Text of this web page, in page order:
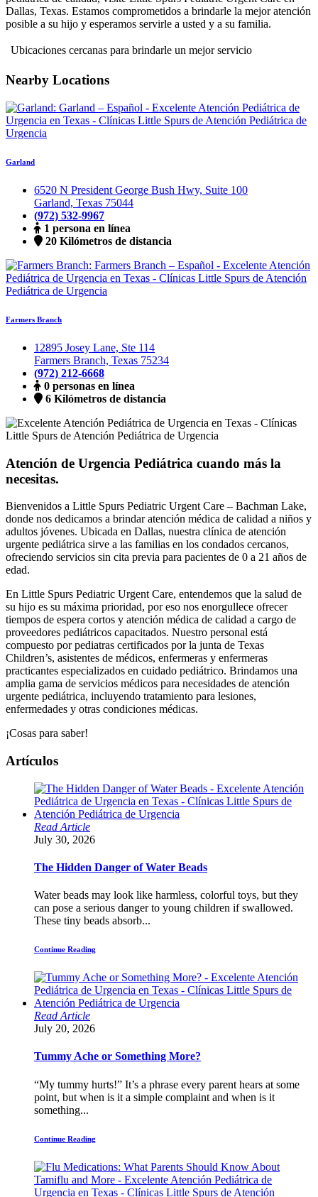
Dallas, Texas. Estamos comprometidos a brindarle la mejor atención
posible a su hijo y esperamos servirle a usted y a su familia.
Ubicaciones cercanas para brindarle un mejor servicio
Nearby Locations
Garland
6520 N President George Bush Hwy, Suite 100
Garland, Texas 75044
(972) 532-9967
1 persona en línea
20 Kilómetros de distancia
Farmers Branch
12895 Josey Lane, Ste 114
Farmers Branch, Texas 75234
(972) 212-6668
0 personas en línea
6 Kilómetros de distancia
Atención de Urgencia Pediátrica cuando más la
necesitas.
Bienvenidos a Little Spurs Pediatric Urgent Care – Bachman Lake,
donde nos dedicamos a brindar atención médica de calidad a niños y
adultos jóvenes. Ubicada en Dallas, nuestra clínica de atención
urgente pediátrica sirve a las familias en los condados cercanos,
ofreciendo servicios sin cita previa para pacientes de 0 a 21 años de
edad.
En Little Spurs Pediatric Urgent Care, entendemos que la salud de
su hijo es su máxima prioridad, por eso nos enorgullece ofrecer
tiempos de espera cortos y atención médica de calidad a cargo de
proveedores pediátricos capacitados. Nuestro personal está
compuesto por pediatras certificados por la junta de Texas
Children’s, asistentes de médicos, enfermeras y enfermeras
practicantes especializados en cuidado pediátrico. Brindamos una
amplia gama de servicios médicos para necesidades de atención
urgente pediátrica, incluyendo tratamiento para lesiones,
enfermedades y otras condiciones médicas.
¡Cosas para saber!
Artículos
Read Article
July 30, 2026
The Hidden Danger of Water Beads
Water beads may look like harmless, colorful toys, but they
can pose a serious danger to young children if swallowed.
These tiny beads absorb...
Continue Reading
Read Article
July 20, 2026
Tummy Ache or Something More?
“My tummy hurts!” It’s a phrase every parent hears at some
point, but when is it a simple complaint and when is it
something...
Continue Reading